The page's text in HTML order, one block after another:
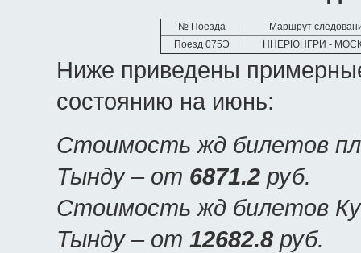
№ Поезда
Маршрут
Поезд 075Э
ННЕРЮНГРИ -
Ниже приведены
состоянию на июнь:
Стоимость жд билетов
Тынду – от 6871.2 руб.
Стоимость жд билетов
Тынду – от 12682.8 руб.